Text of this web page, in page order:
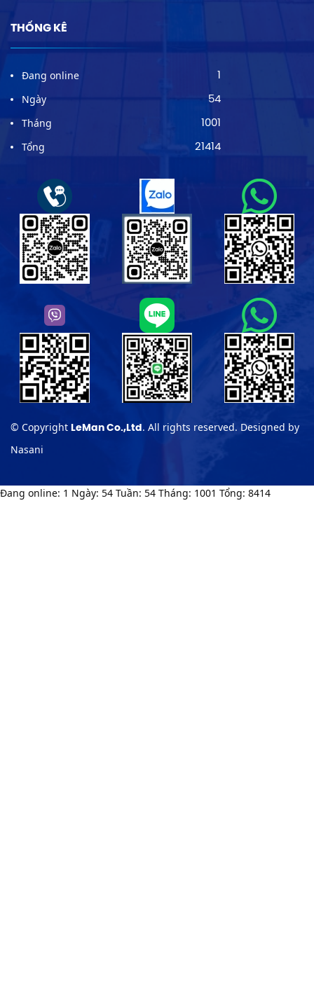
THỐNG KÊ
Đang online 1
Ngày 54
Tháng 1001
Tổng 21414
© Copyright LeMan Co.,Ltd . All rights reserved. Designed by
Nasani
Đang online: 1 Ngày: 54 Tuần: 54 Tháng: 1001 Tổng: 8414